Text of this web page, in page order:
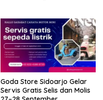
Goda Store Sidoarjo Gelar
Servis Gratis Selis dan Molis